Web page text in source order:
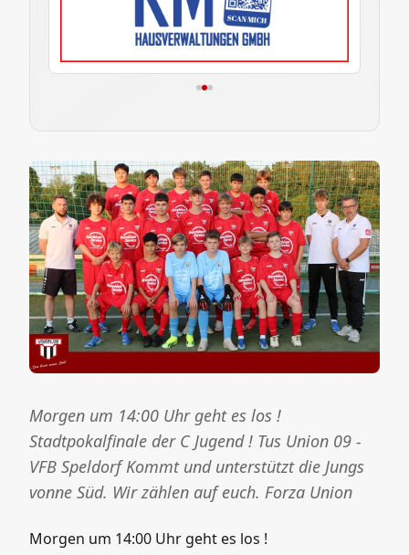
Morgen um 14:00 Uhr geht es los !
Stadtpokalfinale der C Jugend ! Tus Union 09 -
VFB Speldorf Kommt und unterstützt die Jungs
vonne Süd. Wir zählen auf euch. Forza Union
Morgen um 14:00 Uhr geht es los !